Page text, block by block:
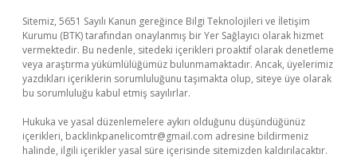
Sitemiz, 5651 Sayılı Kanun gereğince Bilgi Teknolojileri ve İletişim
Kurumu (BTK) tarafından onaylanmış bir Yer Sağlayıcı olarak hizmet
vermektedir. Bu nedenle, sitedeki içerikleri proaktif olarak denetleme
veya araştırma yükümlülüğümüz bulunmamaktadır. Ancak, üyelerimiz
yazdıkları içeriklerin sorumluluğunu taşımakta olup, siteye üye olarak
bu sorumluluğu kabul etmiş sayılırlar.
Hukuka ve yasal düzenlemelere aykırı olduğunu düşündüğünüz
içerikleri, backlinkpanelicomtr@gmail.com adresine bildirmeniz
halinde, ilgili içerikler yasal süre içerisinde sitemizden kaldırılacaktır.